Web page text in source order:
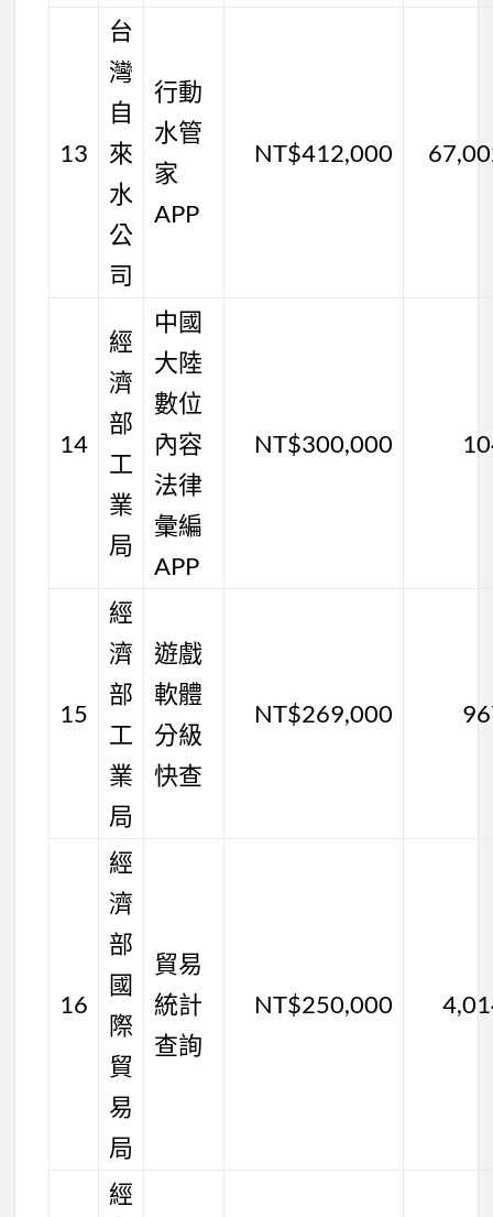
13
台
灣
自
來
水
公
司
行動
水管
家
APP
NT$412,000
14
經
濟
部
工
業
局
中國
大陸
數位
內容
法律
彙編
APP
NT$300,000
15
經
濟
部
工
業
局
遊戲
軟體
分級
快查
NT$269,000
16
經
濟
部
國
際
貿
易
局
貿易
統計
查詢
NT$250,000
經